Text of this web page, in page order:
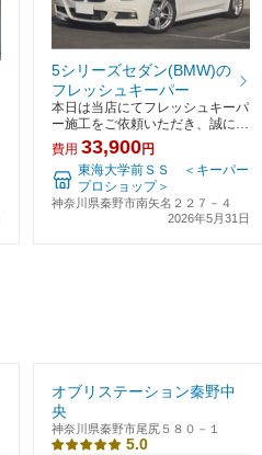
5シリーズセダン(BMW)の
フレッシュキーパー
本日は当店にてフレッシュキーパ
ー施工をご依頼いただき、誠にあ
りがとうございました。 施工後
のお車は、ボディ本来の艶がしっ
かりと引き出され、手触りもなめ
らかに仕上がっています。 フレ
ッシュキーパーは、汚
費用 33,900円
東海大学前ＳＳ ＜キーパー
プロショップ＞
神奈川県秦野市南矢名２２７－４
2026年5月31日
オブリステーション秦野中
央
神奈川県秦野市尾尻５８０－１
5.0